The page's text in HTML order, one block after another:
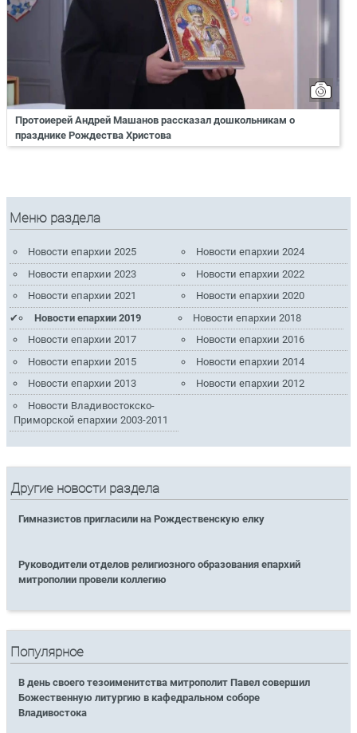
Протоиерей Андрей Машанов рассказал дошкольникам о
празднике Рождества Христова
Меню раздела
Новости епархии 2025
Новости епархии 2024
Новости епархии 2023
Новости епархии 2022
Новости епархии 2021
Новости епархии 2020
Новости епархии 2019
Новости епархии 2018
Новости епархии 2017
Новости епархии 2016
Новости епархии 2015
Новости епархии 2014
Новости епархии 2013
Новости епархии 2012
Новости Владивостокско-
Приморской епархии 2003-2011
Другие новости раздела
Гимназистов пригласили на Рождественскую елку
Руководители отделов религиозного образования епархий
митрополии провели коллегию
Популярное
В день своего тезоименитства митрополит Павел совершил
Божественную литургию в кафедральном соборе
Владивостока